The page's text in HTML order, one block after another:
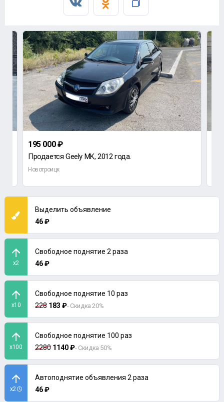
195 000 ₽
Продается Geely MK, 2012 года.
Новотроицк
Выделить объявление
46 ₽
x2
Свободное поднятие 2 раза
46 ₽
x10
Свободное поднятие 10 раз
228 183 ₽- Скидка 20%
x100
Свободное поднятие 100 раз
2280 1140 ₽- Скидка 50%
x2
Автоподнятие объявления 2 раза
46 ₽